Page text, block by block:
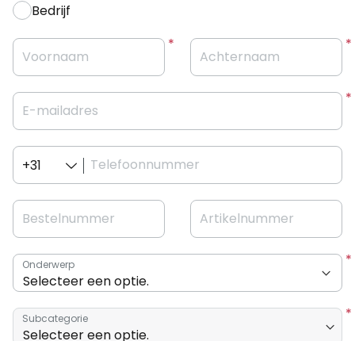
Bedrijf
Voornaam Achternaam
E-mailadres
Telefoonnummer
+31
Bestelnummer Artikelnummer
Onderwerp
Subcategorie